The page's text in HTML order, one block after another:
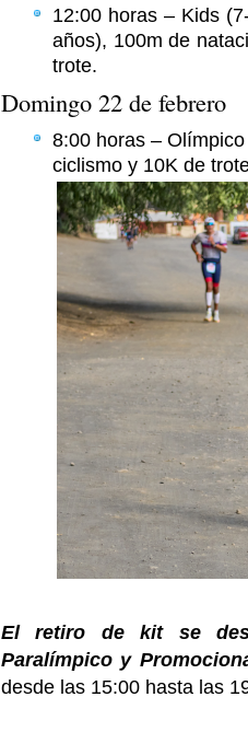
12:00 horas – Kids
años), 100m de
trote.
Domingo 22 de febrero
8:00 horas –
ciclismo y 10K de
El retiro de kit se
Paralímpico y
desde las 15:00 hasta las